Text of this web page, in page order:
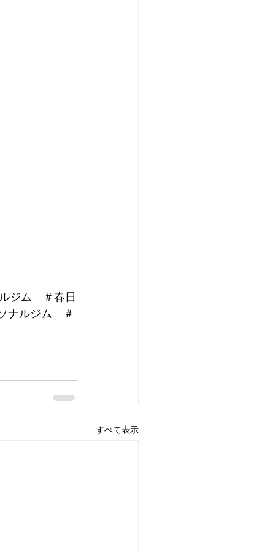
ジム　＃春日
ナルジム　＃
すべて表示